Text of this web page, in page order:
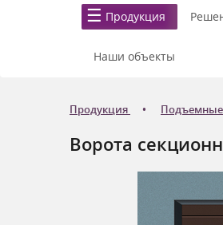
Продукция
Наши объекты
Продукция Подъемные
Ворота